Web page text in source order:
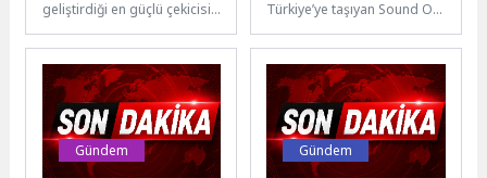
geliştirdiği en güçlü çekicisi
ayı boyunca
gerçekleştirilen...
Türkiye’ye taşıyan Sound Of
Belediyesi’nin ev
sahipliğinde 18-19
Temmuz...
Gündem Gündem